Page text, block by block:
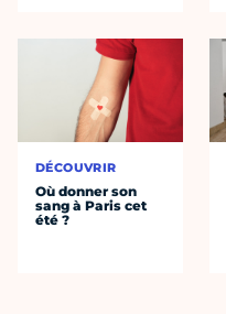
DÉCOUVRIR
Où donner son
sang à Paris cet
été ?